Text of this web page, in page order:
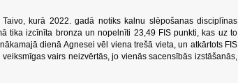
kurā 2022. gadā notiks kalnu slēpošanas disciplīnas
tika izcīnīta bronza un nopelnīti 23,49 FIS punkti, kas uz to
dienā Agnesei vēl viena trešā vieta, un atkārtots FIS
vairs neizvērtās, jo vienās sacensībās izstāšanās,